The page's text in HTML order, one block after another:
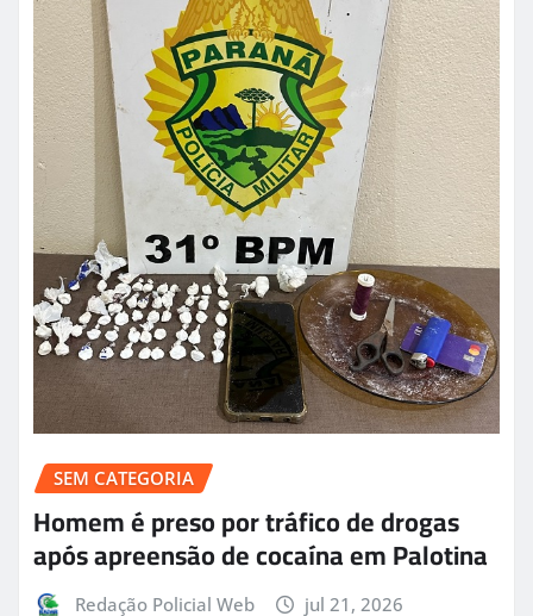
SEM CATEGORIA
Homem é preso por tráfico de drogas
após apreensão de cocaína em Palotina
Redação Policial Web jul 21, 2026